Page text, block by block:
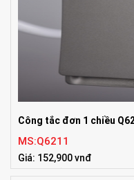
Công tắc đơn 1 chiều
MS:Q6211
Giá: 152,900 vnđ
Tiêu chuẩn:ISO9001:2008,